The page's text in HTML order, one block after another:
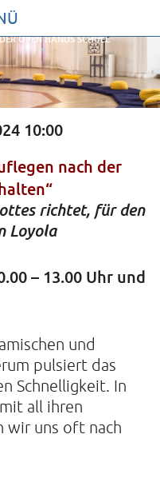
UND
OPEN HANDS SCHULE
10:00
nach der
richtet, für den
Loyola
– 13.00 Uhr und
und
pulsiert das
Schnelligkeit. In
all ihren
wir uns oft nach